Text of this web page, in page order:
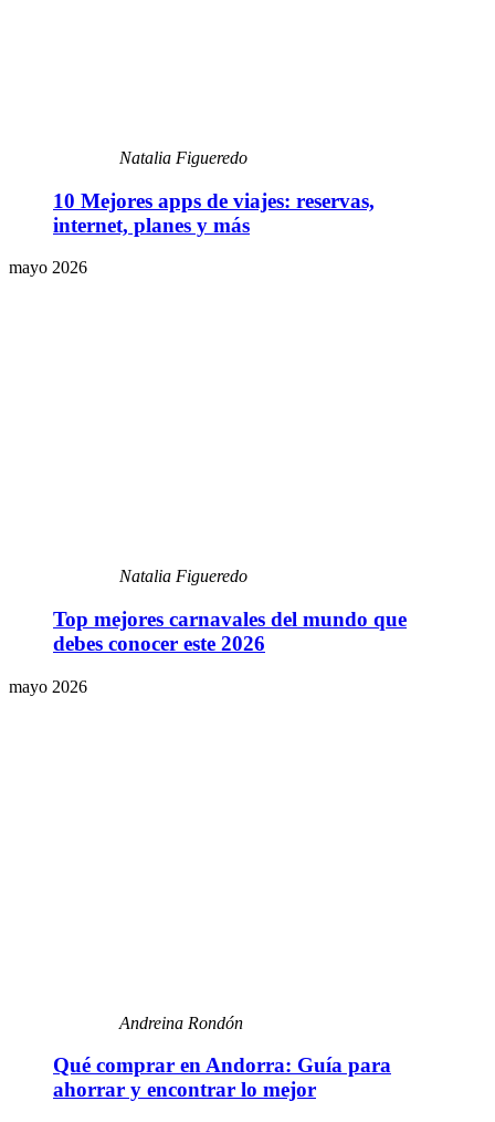
Natalia Figueredo
10 Mejores apps de viajes: reservas,
internet, planes y más
mayo 2026
Natalia Figueredo
Top mejores carnavales del mundo que
debes conocer este 2026
mayo 2026
Andreina Rondón
Qué comprar en Andorra: Guía para
ahorrar y encontrar lo mejor